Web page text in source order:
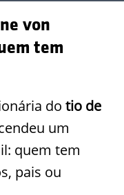
von
tem
do tio de
um
quem tem
pais ou